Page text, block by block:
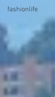
fashionlife